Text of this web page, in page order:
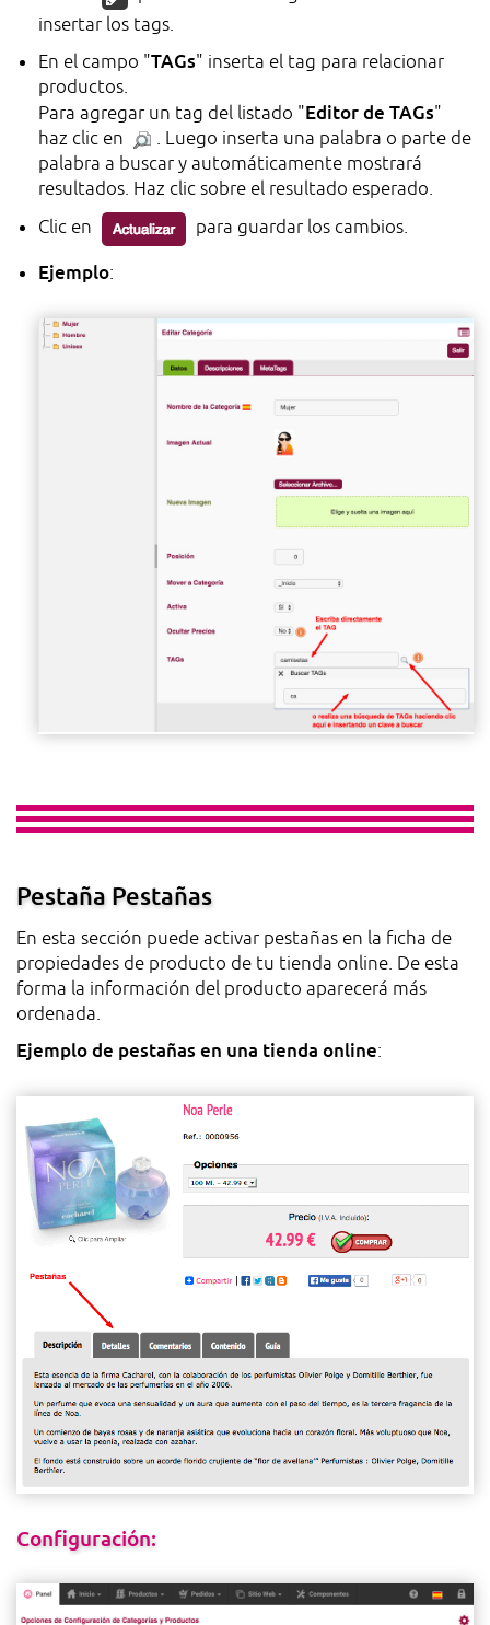
insertar los tags.
En el campo "TAGs" inserta el tag para relacionar
productos.
Para agregar un tag del listado "Editor de TAGs"
haz clic en
. Luego inserta una palabra o parte de
palabra a buscar y automáticamente mostrará
resultados. Haz clic sobre el resultado esperado.
Clic en
para guardar los cambios.
Ejemplo:
Pestaña Pestañas
En esta sección puede activar pestañas en la ficha de
propiedades de producto de tu tienda online. De esta
forma la información del producto aparecerá más
ordenada.
Ejemplo de pestañas en una tienda online:
Configuración: